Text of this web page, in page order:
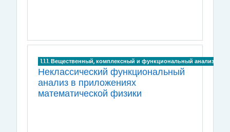
1.1.1. Вещественный, комплексный и функциональный анализ
Неклассический функциональный
анализ в приложениях
математической физики